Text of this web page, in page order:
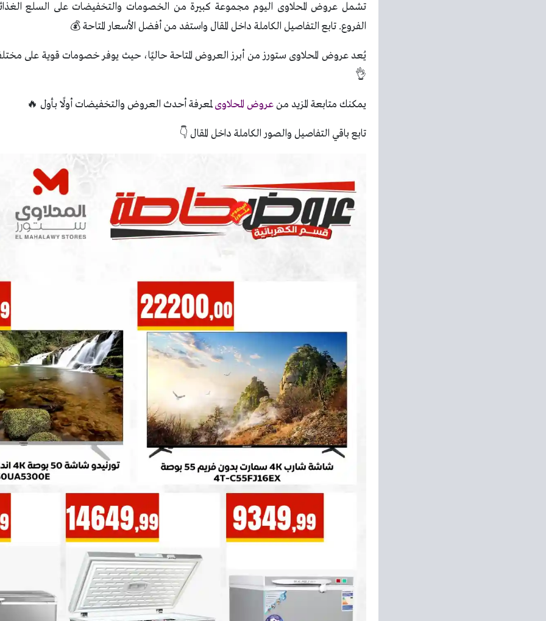
تشمل عروض المحلاوى اليوم مجموعة كبيرة من الخصومات والتخفيضات على السلع
الفروع. تابع التفاصيل الكاملة داخل المقال واستفد من أفضل الأسعار المتاحة 💰
يُعد عروض المحلاوى ستورز من أبرز العروض المتاحة حاليًا، حيث يوفر خصومات قوية على
👌
يمكنك متابعة المزيد منعروض المحلاوىلمعرفة أحدث العروض والتخفيضات أولًا بأول 🔥
تابع باقي التفاصيل والصور الكاملة داخل المقال 👇